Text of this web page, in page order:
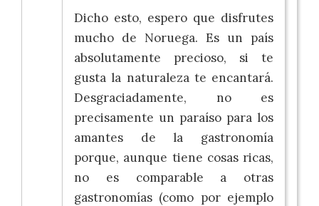
Dicho esto, espero que disfrutes
mucho de Noruega. Es un país
absolutamente precioso, si te
gusta la naturaleza te encantará.
Desgraciadamente, no es
precisamente un paraíso para los
amantes de la gastronomía
porque, aunque tiene cosas ricas,
no es comparable a otras
gastronomías (como por ejemplo